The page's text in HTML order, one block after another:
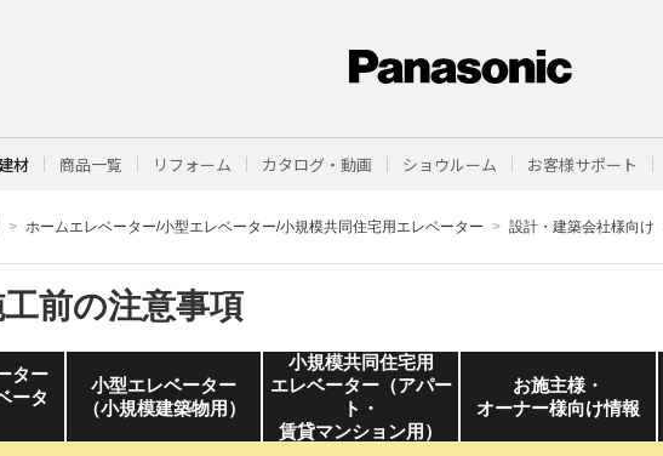
材 商品一覧 リフォーム カタログ・動画 ショウルーム お客様サポート
ホームエレベーター/小型エレベーター/小規模共同住宅用エレベーター 設計・建築会社様向け
前の注意事項
ター
ータ
小型エレベーター
（小規模建築物用）
小規模共同住宅用
エレベーター（アパー
ト・
賃貸マンション用）
お施主様・
オーナー様向け情報